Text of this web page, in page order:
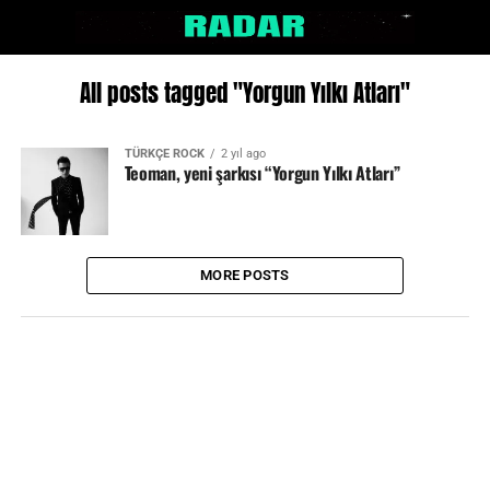
All posts tagged "Yorgun Yılkı Atları"
TÜRKÇE ROCK 2 yıl ago
Teoman, yeni şarkısı “Yorgun Yılkı Atları”
MORE POSTS